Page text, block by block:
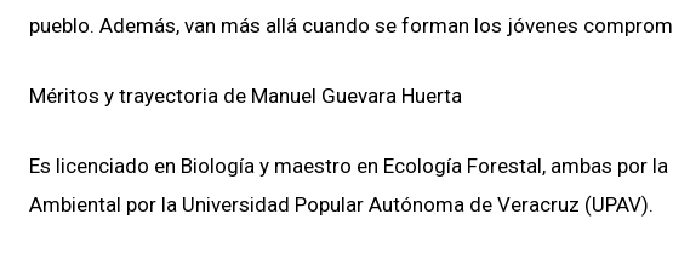
pueblo. Además, van más allá cuando se forman los jóvenes
Méritos y trayectoria de Manuel Guevara Huerta
Es licenciado en Biología y maestro en Ecología Forestal, ambas por
Ambiental por la Universidad Popular Autónoma de Veracruz (UPAV).